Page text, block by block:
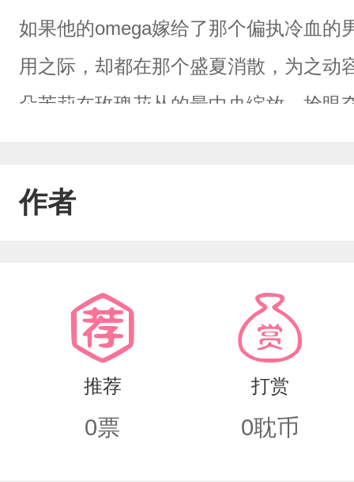
如果他的omega嫁给了那个偏执冷血的
用之际，却都在那个盛夏消散，为之
朵茉莉在玫瑰花丛的最中央绽放，抢
作者
推荐
0票
打赏
0耽币